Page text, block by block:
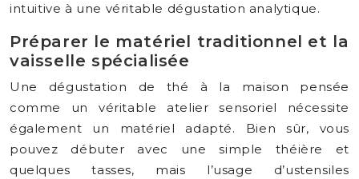
intuitive à une véritable dégustation analytique.
Préparer le matériel traditionnel et la
vaisselle spécialisée
Une dégustation de thé à la maison pensée
comme un véritable atelier sensoriel nécessite
également un matériel adapté. Bien sûr, vous
pouvez débuter avec une simple théière et
quelques tasses, mais l’usage d’ustensiles